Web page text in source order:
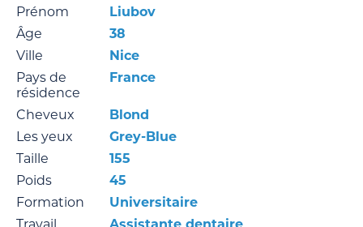
Prénom
Liubov
Âge
38
Ville
Nice
Pays de
résidence
France
Cheveux
Blond
Les yeux
Grey-Blue
Taille
155
Poids
45
Formation
Universitaire